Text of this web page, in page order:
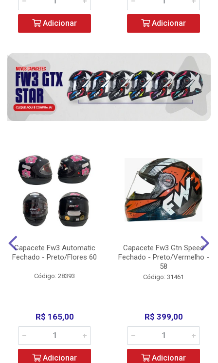
Adicionar Adicionar
Capacete Fw3 Automatic
Fechado - Preto/Flores 60
Código: 28393
R$ 165,00
Adicionar
Capacete Fw3 Gtn Speed
Fechado - Preto/Vermelho -
58
Código: 31461
R$ 399,00
Adicionar